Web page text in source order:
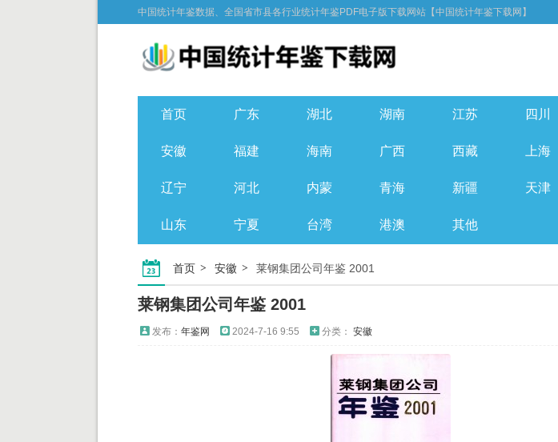
中国统计年鉴数据、全国省市县各行业统计年鉴PDF电子版下载网站【中国统计年鉴下载网】
首页 广东 湖北 湖南 江苏 四川
安徽 福建 海南 广西 西藏 上海
辽宁 河北 内蒙 青海 新疆 天津
山东 宁夏 台湾 港澳 其他
首页 安徽 莱钢集团公司年鉴 2001
莱钢集团公司年鉴 2001
发布： 年鉴网 2024-7-16 9:55 分类： 安徽